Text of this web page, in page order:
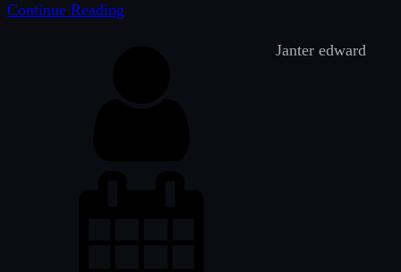
Continue Reading
Janter edward